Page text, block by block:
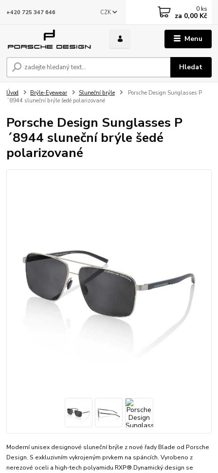
Menu
CZK
Hledat
+420 725 347 646 0 ks
za 0,00 Kč
Úvod Brýle-Eyewear Sluneční brýle
Porsche Design Sunglasses P
´8944 sluneční brýle šedé polarizované
Porsche Design Sunglasses P
´8944 sluneční brýle šedé
polarizované
Moderní unisex designové sluneční brýle z nové řady Blade od Porsche
Design. S exkluzivním vykrojeným prvkem na spáncích. Vyrobeno z
nerezové oceli a high-tech polyamidu RXP®.Dynamický design se